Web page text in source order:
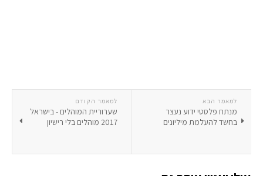
למאמר הקודם
שערוריית המוהלים - בישראל
2017 מוהלים בלי רישיון
למאמר הבא
מנתח פלסטי ידוע נעצר
בחשד להעלמת מיליונים